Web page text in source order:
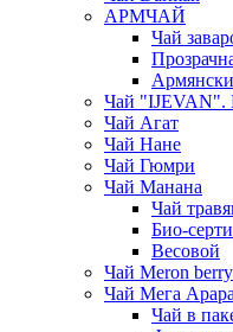
АРМЧАЙ
Чай
Чай "IJEVAN".
Чай Агат
Чай Нане
Чай Гюмри
Чай Манана
Чай
Био-
Весовой
Чай Meron berry
Чай Мега
Чай в